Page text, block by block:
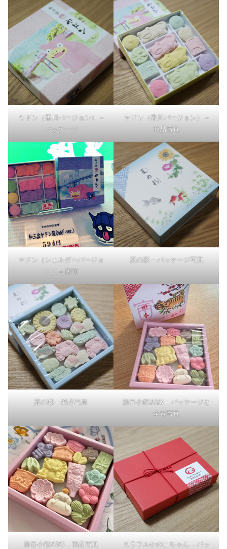
ヤドン（香川バージョン） –
パッケージ
ヤドン（香川バージョン） –
商品写真
ヤドン（シェルダーバージョ
ン） – 店頭
夏の彩 – パッケージ写真
夏の彩 – 商品写真
新春小箱2023 – パッケージと
全景写真
新春小箱2023 – 商品写真 カラフルかのこちゃん – パッ